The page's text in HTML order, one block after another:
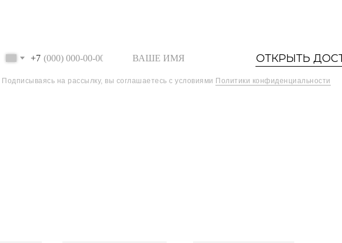
+7 ОТКРЫТЬ
Подписываясь на рассылку, вы соглашаетесь с условиями Политики конфиденциальности